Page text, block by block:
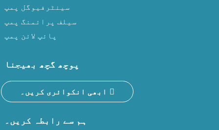
سینٹرفیوگل پمپ
سیلف پرائمنگ پمپ
پائپ لائن پمپ
پوچھ گچھ بھیجنا
ابھی انکوائری کریں۔
ہم سے رابطہ کریں۔